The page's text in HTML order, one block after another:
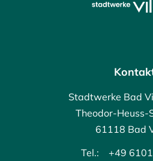
Stadtwerke Bad
Theodor-Heuss-
61118 Bad
Tel.:
+49